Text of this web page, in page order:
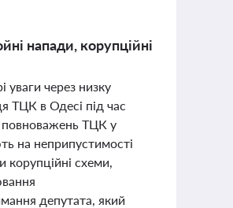
напади, корупційні
уваги через низку
ТЦК в Одесі під час
повноважень ТЦК у
на неприпустимості
корупційні схеми,
депутата, який